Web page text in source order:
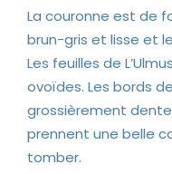
La couronne est de
brun-gris et lisse et
Les feuilles de
ovoïdes. Les bords
grossièrement
prennent une belle
tomber.